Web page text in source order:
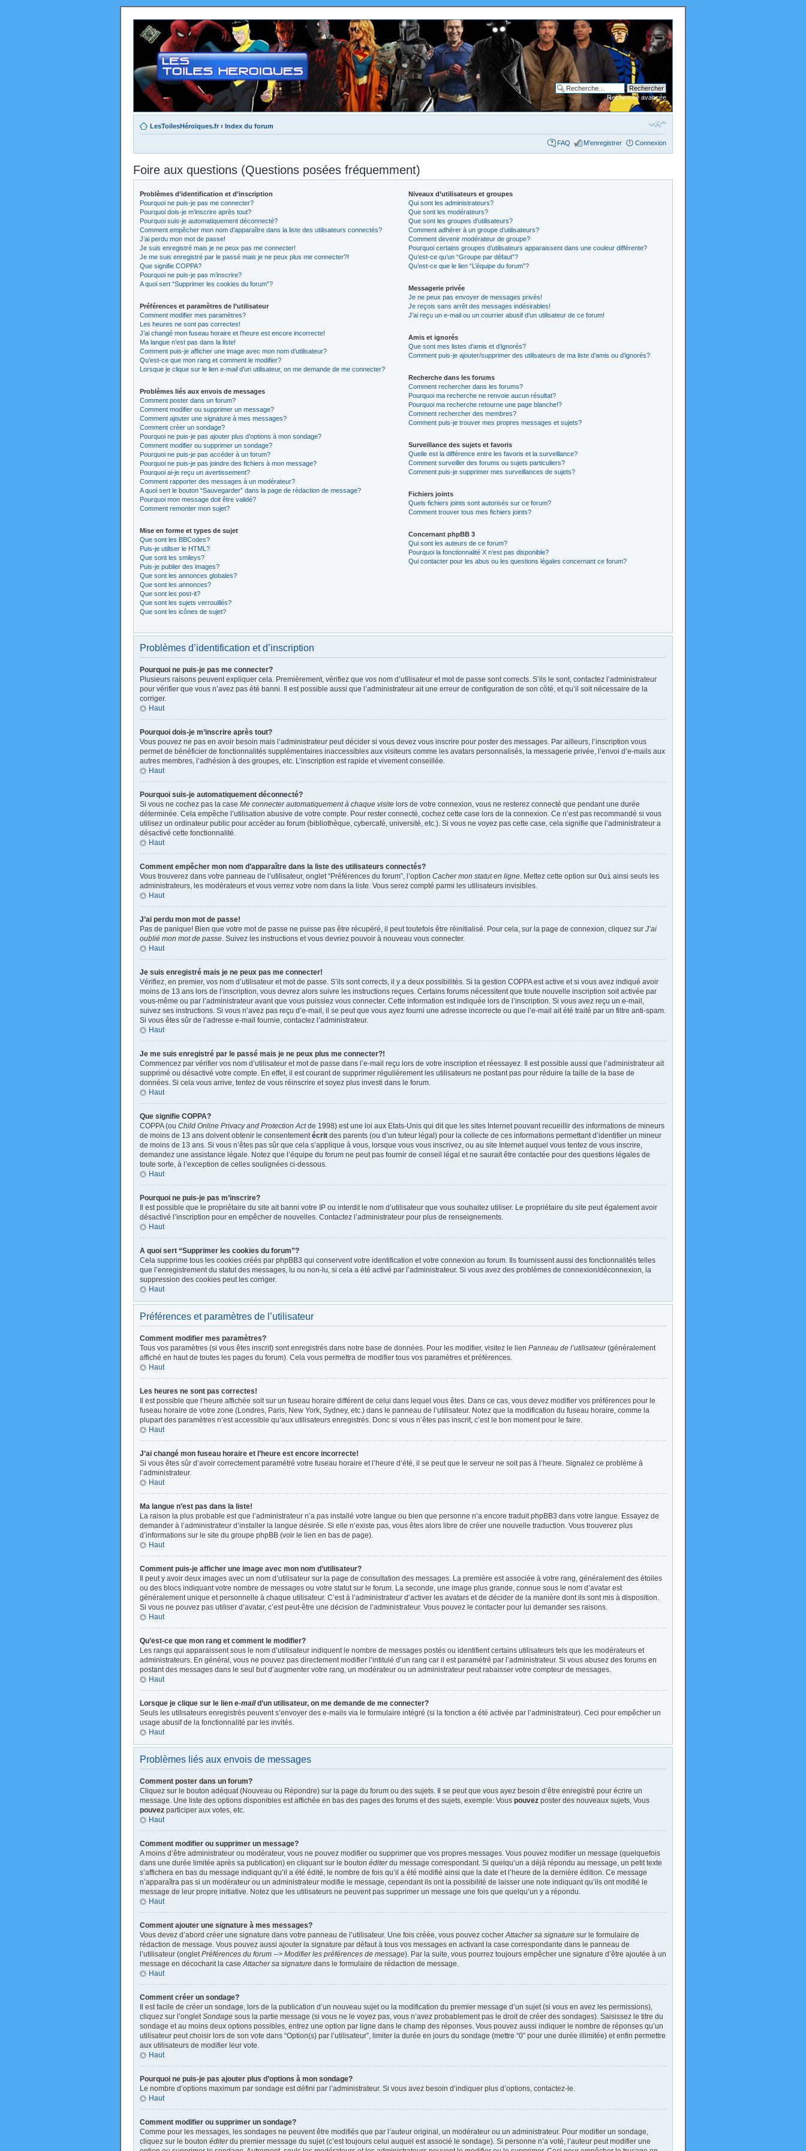
Recherche avancée
LesToilesHéroïques.fr ‹ Index du forum
FAQ M’enregistrer Connexion
Foire aux questions (Questions posées fréquemment)
Problèmes d’identification et d’inscription
Pourquoi ne puis-je pas me connecter?
Pourquoi dois-je m’inscrire après tout?
Pourquoi suis-je automatiquement déconnecté?
Comment empêcher mon nom d’apparaître dans la liste des utilisateurs connectés?
J’ai perdu mon mot de passe!
Je suis enregistré mais je ne peux pas me connecter!
Je me suis enregistré par le passé mais je ne peux plus me connecter?!
Que signifie COPPA?
Pourquoi ne puis-je pas m’inscrire?
A quoi sert “Supprimer les cookies du forum”?
Préférences et paramètres de l’utilisateur
Comment modifier mes paramètres?
Les heures ne sont pas correctes!
J’ai changé mon fuseau horaire et l’heure est encore incorrecte!
Ma langue n’est pas dans la liste!
Comment puis-je afficher une image avec mon nom d’utilisateur?
Qu’est-ce que mon rang et comment le modifier?
Lorsque je clique sur le lien e-maild’un utilisateur, on me demande de me connecter?
Problèmes liés aux envois de messages
Comment poster dans un forum?
Comment modifier ou supprimer un message?
Comment ajouter une signature à mes messages?
Comment créer un sondage?
Pourquoi ne puis-je pas ajouter plus d’options à mon sondage?
Comment modifier ou supprimer un sondage?
Pourquoi ne puis-je pas accéder à un forum?
Pourquoi ne puis-je pas joindre des fichiers à mon message?
Pourquoi ai-je reçu un avertissement?
Comment rapporter des messages à un modérateur?
A quoi sert le bouton “Sauvegarder” dans la page de rédaction de message?
Pourquoi mon message doit être validé?
Comment remonter mon sujet?
Mise en forme et types de sujet
Que sont les BBCodes?
Puis-je utiliser le HTML?
Que sont les smileys?
Puis-je publier des images?
Que sont les annonces globales?
Que sont les annonces?
Que sont les post-it?
Que sont les sujets verrouillés?
Que sont les icônes de sujet?
Niveaux d’utilisateurs et groupes
Qui sont les administrateurs?
Que sont les modérateurs?
Que sont les groupes d’utilisateurs?
Comment adhérer à un groupe d’utilisateurs?
Comment devenir modérateur de groupe?
Pourquoi certains groupes d’utilisateurs apparaissent dans une couleur différente?
Qu’est-ce qu’un “Groupe par défaut”?
Qu’est-ce que le lien “L’équipe du forum”?
Messagerie privée
Je ne peux pas envoyer de messages privés!
Je reçois sans arrêt des messages indésirables!
J’ai reçu un e-mail ou un courrier abusif d’un utilisateur de ce forum!
Amis et ignorés
Que sont mes listes d’amis et d’ignorés?
Comment puis-je ajouter/supprimer des utilisateurs de ma liste d’amis ou d’ignorés?
Recherche dans les forums
Comment rechercher dans les forums?
Pourquoi ma recherche ne renvoie aucun résultat?
Pourquoi ma recherche retourne une page blanche!?
Comment rechercher des membres?
Comment puis-je trouver mes propres messages et sujets?
Surveillance des sujets et favoris
Quelle est la différence entre les favoris et la surveillance?
Comment surveiller des forums ou sujets particuliers?
Comment puis-je supprimer mes surveillances de sujets?
Fichiers joints
Quels fichiers joints sont autorisés sur ce forum?
Comment trouver tous mes fichiers joints?
Concernant phpBB 3
Qui sont les auteurs de ce forum?
Pourquoi la fonctionnalité X n’est pas disponible?
Qui contacter pour les abus ou les questions légales concernant ce forum?
Problèmes d’identification et d’inscription
Pourquoi ne puis-je pas me connecter?
Plusieurs raisons peuvent expliquer cela. Premièrement, vérifiez que vos nom d’utilisateur et mot de passe sont corrects. S’ils le sont, contactez l’administrateur
pour vérifier que vous n’avez pas été banni. Il est possible aussi que l’administrateur ait une erreur de configuration de son côté, et qu’il soit nécessaire de la
corriger.
Haut
Pourquoi dois-je m’inscrire après tout?
Vous pouvez ne pas en avoir besoin mais l’administrateur peut décider si vous devez vous inscrire pour poster des messages. Par ailleurs, l’inscription vous
permet de bénéficier de fonctionnalités supplémentaires inaccessibles aux visiteurs comme les avatars personnalisés, la messagerie privée, l’envoi d’e-mails aux
autres membres, l’adhésion à des groupes, etc. L’inscription est rapide et vivement conseillée.
Haut
Pourquoi suis-je automatiquement déconnecté?
Si vous ne cochez pas la case Me connecter automatiquement à chaque visite lors de votre connexion, vous ne resterez connecté que pendant une durée
déterminée. Cela empêche l’utilisation abusive de votre compte. Pour rester connecté, cochez cette case lors de la connexion. Ce n’est pas recommandé si vous
utilisez un ordinateur public pour accéder au forum (bibliothèque, cybercafé, université, etc.). Si vous ne voyez pas cette case, cela signifie que l’administrateur a
désactivé cette fonctionnalité.
Haut
Comment empêcher mon nom d’apparaître dans la liste des utilisateurs connectés?
Vous trouverez dans votre panneau de l’utilisateur, onglet “Préférences du forum”, l’option Cacher mon statut en ligne. Mettez cette option sur Oui ainsi seuls les
administrateurs, les modérateurs et vous verrez votre nom dans la liste. Vous serez compté parmi les utilisateurs invisibles.
Haut
J’ai perdu mon mot de passe!
Pas de panique! Bien que votre mot de passe ne puisse pas être récupéré, il peut toutefois être réinitialisé. Pour cela, sur la page de connexion, cliquez sur J’ai
oublié mon mot de passe. Suivez les instructions et vous devriez pouvoir à nouveau vous connecter.
Haut
Je suis enregistré mais je ne peux pas me connecter!
Vérifiez, en premier, vos nom d’utilisateur et mot de passe. S’ils sont corrects, il y a deux possibilités. Si la gestion COPPA est active et si vous avez indiqué avoir
moins de 13 ans lors de l’inscription, vous devrez alors suivre les instructions reçues. Certains forums nécessitent que toute nouvelle inscription soit activée par
vous-même ou par l’administrateur avant que vous puissiez vous connecter. Cette information est indiquée lors de l’inscription. Si vous avez reçu un e-mail,
suivez ses instructions. Si vous n’avez pas reçu d’e-mail, il se peut que vous ayez fourni une adresse incorrecte ou que l’e-mail ait été traité par un filtre anti-spam.
Si vous êtes sûr de l’adresse e-mail fournie, contactez l’administrateur.
Haut
Je me suis enregistré par le passé mais je ne peux plus me connecter?!
Commencez par vérifier vos nom d’utilisateur et mot de passe dans l’e-mail reçu lors de votre inscription et réessayez. Il est possible aussi que l’administrateur ait
supprimé ou désactivé votre compte. En effet, il est courant de supprimer régulièrement les utilisateurs ne postant pas pour réduire la taille de la base de
données. Si cela vous arrive, tentez de vous réinscrire et soyez plus investi dans le forum.
Haut
Que signifie COPPA?
COPPA (ou Child Online Privacy and Protection Actde 1998) est une loi aux Etats-Unis qui dit que les sites Internet pouvant recueillir des informations de mineurs
de moins de 13 ans doivent obtenir le consentementécrit des parents (ou d’un tuteur légal) pour la collecte de ces informations permettant d’identifier un mineur
de moins de 13 ans. Si vous n’êtes pas sûr que cela s’applique à vous, lorsque vous vous inscrivez, ou au site Internet auquel vous tentez de vous inscrire,
demandez une assistance légale. Notez que l’équipe du forum ne peut pas fournir de conseil légal et ne saurait être contactée pour des questions légales de
toute sorte, à l’exception de celles soulignées ci-dessous.
Haut
Pourquoi ne puis-je pas m’inscrire?
Il est possible que le propriétaire du site ait banni votre IP ou interdit le nom d’utilisateur que vous souhaitez utiliser. Le propriétaire du site peut également avoir
désactivé l’inscription pour en empêcher de nouvelles. Contactez l’administrateur pour plus de renseignements.
Haut
A quoi sert “Supprimer les cookies du forum”?
Cela supprime tous les cookies créés par phpBB3 qui conservent votre identification et votre connexion au forum. Ils fournissent aussi des fonctionnalités telles
que l’enregistrement du statut des messages, lu ou non-lu, si cela a été activé par l’administrateur. Si vous avez des problèmes de connexion/déconnexion, la
suppression des cookies peut les corriger.
Haut
Préférences et paramètres de l’utilisateur
Comment modifier mes paramètres?
Tous vos paramètres (si vous êtes inscrit) sont enregistrés dans notre base de données. Pour les modifier, visitez le lien Panneau de l’utilisateur(généralement
affiché en haut de toutes les pages du forum). Cela vous permettra de modifier tous vos paramètres et préférences.
Haut
Les heures ne sont pas correctes!
Il est possible que l’heure affichée soit sur un fuseau horaire différent de celui dans lequel vous êtes. Dans ce cas, vous devez modifier vos préférences pour le
fuseau horaire de votre zone (Londres, Paris, New York, Sydney, etc.) dans le panneau de l’utilisateur. Notez que la modification du fuseau horaire, comme la
plupart des paramètres n’est accessible qu’aux utilisateurs enregistrés. Donc si vous n’êtes pas inscrit, c’est le bon moment pour le faire.
Haut
J’ai changé mon fuseau horaire et l’heure est encore incorrecte!
Si vous êtes sûr d’avoir correctement paramétré votre fuseau horaire et l’heure d’été, il se peut que le serveur ne soit pas à l’heure. Signalez ce problème à
l’administrateur.
Haut
Ma langue n’est pas dans la liste!
La raison la plus probable est que l’administrateur n’a pas installé votre langue ou bien que personne n’a encore traduit phpBB3 dans votre langue. Essayez de
demander à l’administrateur d’installer la langue désirée. Si elle n’existe pas, vous êtes alors libre de créer une nouvelle traduction. Vous trouverez plus
d’informations sur le site du groupe phpBB (voir le lien en bas de page).
Haut
Comment puis-je afficher une image avec mon nom d’utilisateur?
Il peut y avoir deux images avec un nom d’utilisateur sur la page de consultation des messages. La première est associée à votre rang, généralement des étoiles
ou des blocs indiquant votre nombre de messages ou votre statut sur le forum. La seconde, une image plus grande, connue sous le nom d’avatar est
généralement unique et personnelle à chaque utilisateur. C’est à l’administrateur d’activer les avatars et de décider de la manière dont ils sont mis à disposition.
Si vous ne pouvez pas utiliser d’avatar, c’est peut-être une décision de l’administrateur. Vous pouvez le contacter pour lui demander ses raisons.
Haut
Qu’est-ce que mon rang et comment le modifier?
Les rangs qui apparaissent sous le nom d’utilisateur indiquent le nombre de messages postés ou identifient certains utilisateurs tels que les modérateurs et
administrateurs. En général, vous ne pouvez pas directement modifier l’intitulé d’un rang car il est paramétré par l’administrateur. Si vous abusez des forums en
postant des messages dans le seul but d’augmenter votre rang, un modérateur ou un administrateur peut rabaisser votre compteur de messages.
Haut
Lorsque je clique sur le lien e-maild’un utilisateur, on me demande de me connecter?
Seuls les utilisateurs enregistrés peuvent s’envoyer des e-mails via le formulaire intégré (si la fonction a été activée par l’administrateur). Ceci pour empêcher un
usage abusif de la fonctionnalité par les invités.
Haut
Problèmes liés aux envois de messages
Comment poster dans un forum?
Cliquez sur le bouton adéquat (Nouveau ou Répondre) sur la page du forum ou des sujets. Il se peut que vous ayez besoin d’être enregistré pour écrire un
message. Une liste des options disponibles est affichée en bas des pages des forums et des sujets, exemple: Vous pouvez poster des nouveaux sujets, Vous
pouvez participer aux votes, etc.
Haut
Comment modifier ou supprimer un message?
A moins d’être administrateur ou modérateur, vous ne pouvez modifier ou supprimer que vos propres messages. Vous pouvez modifier un message (quelquefois
dans une durée limitée après sa publication) en cliquant sur le bouton éditerdu message correspondant. Si quelqu’un a déjà répondu au message, un petit texte
s’affichera en bas du message indiquant qu’il a été édité, le nombre de fois qu’il a été modifié ainsi que la date et l’heure de la dernière édition. Ce message
n’apparaîtra pas si un modérateur ou un administrateur modifie le message, cependant ils ont la possibilité de laisser une note indiquant qu’ils ont modifié le
message de leur propre initiative. Notez que les utilisateurs ne peuvent pas supprimer un message une fois que quelqu’un y a répondu.
Haut
Comment ajouter une signature à mes messages?
Vous devez d’abord créer une signature dans votre panneau de l’utilisateur. Une fois créée, vous pouvez cocherAttacher sa signature sur le formulaire de
rédaction de message. Vous pouvez aussi ajouter la signature par défaut à tous vos messages en activant la case correspondante dans le panneau de
l’utilisateur (ongletPréférences du forum --> Modifier les préférences de message). Par la suite, vous pourrez toujours empêcher une signature d’être ajoutée à un
message en décochant la caseAttacher sa signature dans le formulaire de rédaction de message.
Haut
Comment créer un sondage?
Il est facile de créer un sondage, lors de la publication d’un nouveau sujet ou la modification du premier message d’un sujet (si vous en avez les permissions),
cliquez sur l’ongletSondage sous la partie message (si vous ne le voyez pas, vous n’avez probablement pas le droit de créer des sondages). Saisissez le titre du
sondage et au moins deux options possibles, entrez une option par ligne dans le champ des réponses. Vous pouvez aussi indiquer le nombre de réponses qu’un
utilisateur peut choisir lors de son vote dans “Option(s) par l’utilisateur”, limiter la durée en jours du sondage (mettre “0” pour une durée illimitée) et enfin permettre
aux utilisateurs de modifier leur vote.
Haut
Pourquoi ne puis-je pas ajouter plus d’options à mon sondage?
Le nombre d’options maximum par sondage est défini par l’administrateur. Si vous avez besoin d’indiquer plus d’options, contactez-le.
Haut
Comment modifier ou supprimer un sondage?
Comme pour les messages, les sondages ne peuvent être modifiés que par l’auteur original, un modérateur ou un administrateur. Pour modifier un sondage,
cliquez sur le bouton éditerdu premier message du sujet (c’est toujours celui auquel est associé le sondage). Si personne n’a voté, l’auteur peut modifier une